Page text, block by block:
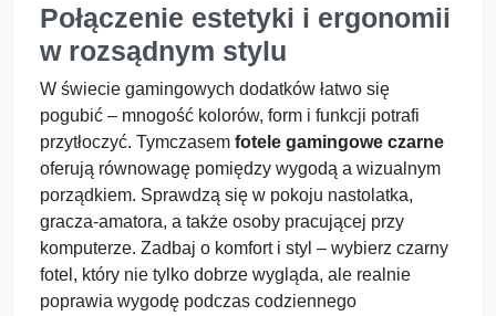
Połączenie estetyki i ergonomii
w rozsądnym stylu
W świecie gamingowych dodatków łatwo się
pogubić – mnogość kolorów, form i funkcji potrafi
przytłoczyć. Tymczasem fotele gamingowe czarne
oferują równowagę pomiędzy wygodą a wizualnym
porządkiem. Sprawdzą się w pokoju nastolatka,
gracza-amatora, a także osoby pracującej przy
komputerze. Zadbaj o komfort i styl – wybierz czarny
fotel, który nie tylko dobrze wygląda, ale realnie
poprawia wygodę podczas codziennego